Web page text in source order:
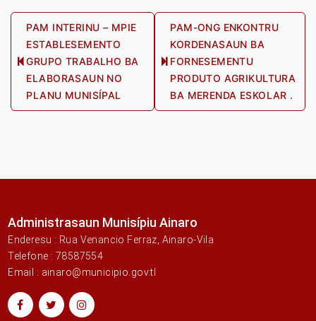
Post
navigation
Previous
post:
PAM INTERINU – MPIE
ESTABLESEMENTO
GRUPO TRABALHO BA
ELABORASAUN NO
PLANU MUNISÍPAL
Next
post:
PAM-ONG ENKONTRU
KORDENASAUN BA
FORNESEMENTU
PRODUTO AGRIKULTURA
BA MERENDA ESKOLAR .
Administrasaun Munisípiu Ainaro
Enderesu : Rua Venancio Ferraz, Ainaro-Vila
Telefone : 78587554
Email : ainaro@municipio.gov.tl